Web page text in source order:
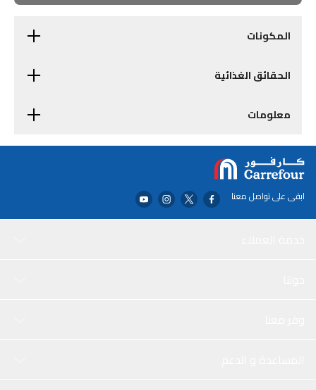
المكونات
الحقائق الغذائية
معلومات
ابقى على تواصل معنا